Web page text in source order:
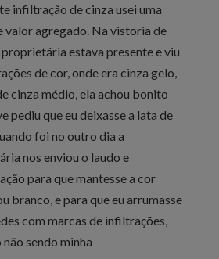
infiltração de cinza usei uma
valor agregado. Na vistoria de
proprietária estava presente e viu
de cor, onde era cinza gelo,
cinza médio, ela achou bonito
pediu que eu deixasse a lata de
foi no outro dia a
nos enviou o laudo e
para que mantesse a cor
branco, e para que eu arrumasse
com marcas de infiltrações,
não sendo minha